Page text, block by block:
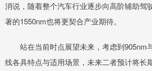
消说，随着整个汽车行业逐步向高阶辅助驾
著的1550nm也将更契合产业期待。
站在当前时点展望未来，考虑到905nm
线各具特点与适用场景，未来二者预计将长